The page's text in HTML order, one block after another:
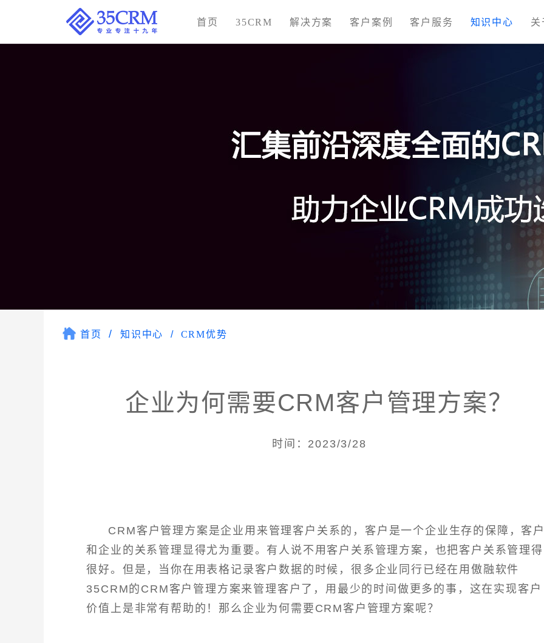
首页 35CRM 解决方案 客户案例 客户服务 知识中心 关
首页 知识中心 CRM优势
企业为何需要CRM客户管理方案？
时间：2023/3/28
CRM客户管理方案是企业用来管理客户关系的，客户是一个企业生存的保障，客
和企业的关系管理显得尤为重要。有人说不用客户关系管理方案，也把客户关系管理得
很好。但是，当你在用表格记录客户数据的时候，很多企业同行已经在用傲融软件
35CRM的CRM客户管理方案来管理客户了，用最少的时间做更多的事，这在实现客户
价值上是非常有帮助的！那么企业为何需要CRM客户管理方案呢？